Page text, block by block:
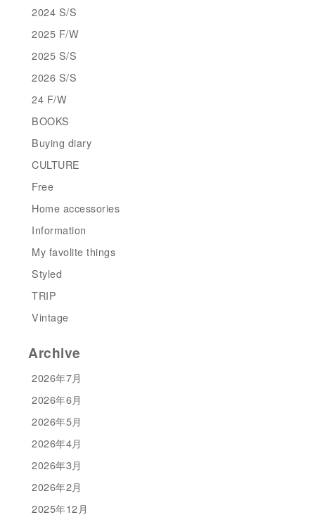
2024 S/S
2025 F/W
2025 S/S
2026 S/S
24 F/W
BOOKS
Buying diary
CULTURE
Free
Home accessories
Information
My favolite things
Styled
TRIP
Vintage
Archive
2026年7月
2026年6月
2026年5月
2026年4月
2026年3月
2026年2月
2025年12月